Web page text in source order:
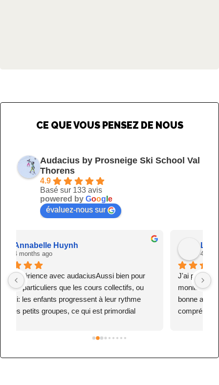
CE QUE VOUS PENSEZ DE NOUS
Audacius by Prosneige Ski School Val
Thorens
4.9
Basé sur 133 avis
powered by Goog e
évaluez-nous sur
Linna Guo
4 months ago
J'ai pris mon cours de snowboard avec Luca, le
moniteur italien.Il parle bien anglais (avec une
bonne articulation) et a une excellente
compréhension du snowboard. Il est
encourageant. Après ses deux heures de cours,
à alterner pointes et talons. Je le recommande